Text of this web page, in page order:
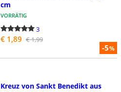
-5%
cm
VORRÄTIG
3
€ 1,89 € 1,99
Kreuz von Sankt Benedikt aus